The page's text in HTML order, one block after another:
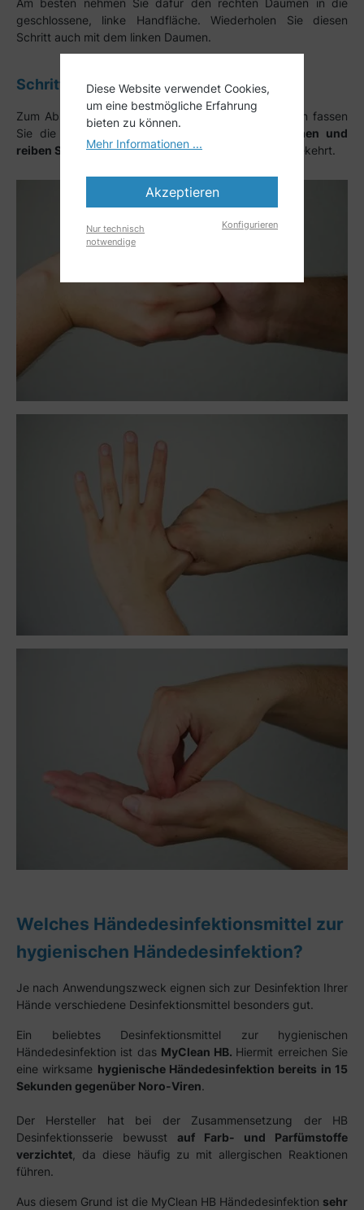
geschlossene, linke Handfläche. Wiederholen Sie diesen
Schritt auch mit dem linken Daumen.
Schritt Nr. 6
Zum Abschluss der 6 Schritte der Händedesinfektion fassen
Sie die
Fingerkuppen der rechten Hand zusammen und
reiben Sie diese in der linken Handfläche
- und umgekehrt.
Welches Händedesinfektionsmittel zur
hygienischen Händedesinfektion?
Je nach Anwendungszweck eignen sich zur Desinfektion Ihrer
Hände verschiedene Desinfektionsmittel besonders gut.
Ein beliebtes Desinfektionsmittel zur hygienischen
Händedesinfektion ist das MyClean HB. Hiermit erreichen Sie
eine wirksame hygienische Händedesinfektion bereits in 15
Sekunden gegenüber Noro-Viren.
Der Hersteller hat bei der Zusammensetzung der HB
Desinfektionsserie bewusst auf Farb- und Parfümstoffe
verzichtet , da diese häufig zu mit allergischen Reaktionen
führen.
Aus diesem Grund ist die MyClean HB Händedesinfektion sehr
Diese Website verwendet Cookies,
um eine bestmögliche Erfahrung
bieten zu können.
Mehr Informationen ...
Akzeptieren
Nur technisch
notwendige
Konfigurieren